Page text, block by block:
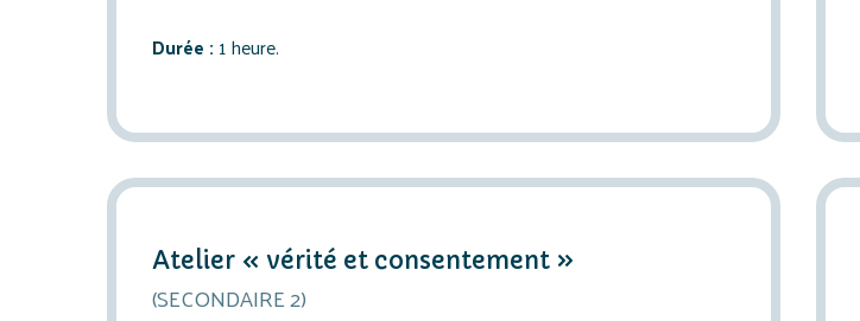
Durée : 1 heure.
Atelier « vérité et consentement »
(SECONDAIRE 2)